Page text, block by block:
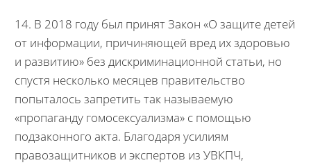
14. В 2018 году был принят Закон «О защите детей
от информации, причиняющей вред их здоровью
и развитию» без дискриминационной статьи, но
спустя несколько месяцев правительство
попыталось запретить так называемую
«пропаганду гомосексуализма» с помощью
подзаконного акта. Благодаря усилиям
правозащитников и экспертов из УВКПЧ,